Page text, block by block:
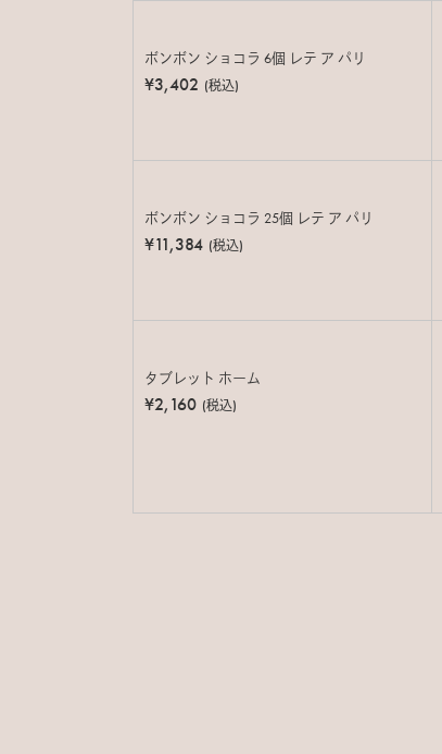
ボンボン ショコラ 6個 レテ ア パリ
¥3,402 (税込)
ボンボン ショコラ 25個 レテ ア パリ
¥11,384 (税込)
タブレット ホーム
¥2,160 (税込)